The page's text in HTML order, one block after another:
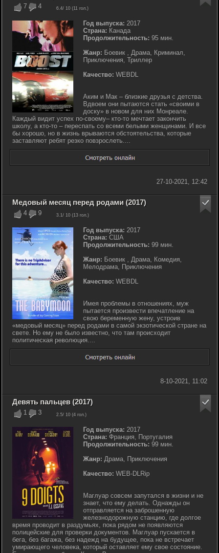
7 4 6.4/ 10 (11 гол.)
Год выпуска: 2017
Страна: Канада
Продолжительность: 95 мин.
Жанр: Боевик , Драма, Криминал,
Приключения, Триллер
Качество: WEBDL
Аким и Мак – близкие друзья с детства.
Вдвоем они пытаются стать «своими в
доску» в новом для них Монреале.
Каждый видит успех по-своему– кто-то мечтает закончить
школу, а кто-то – переспать со всеми белыми женщинами. И все
бы хорошо, но в жизнь врываются обстоятельства, которые
заставляют ребят резко повзрослеть....
27-10-2021, 12:42
4 9 3.1/ 10 (13 гол.)
Медовый месяц перед родами (2017)
Год выпуска: 2017
Страна: США
Продолжительность: 99 мин.
Жанр: Боевик , Драма, Комедия,
Мелодрама, Приключения
Качество: WEBDL
Имея проблемы в отношениях, муж
пытается произвести впечатление на
свою беременную жену, устроив
«медовый месяц» перед родами в самой экзотической стране на
свете. Но ему не было известно, что там происходит
политическая революция....
8-10-2021, 11:02
1 3 2.5/ 10 (4 гол.)
Девять пальцев (2017)
Год выпуска: 2017
Страна: Франция, Португалия
Продолжительность: 99 мин.
Жанр: Драма, Приключения
Качество: WEB-DLRip
Маглуар совсем запутался в жизни и не
знает, что ему делать. Однажды он
отправляется на заброшенную
железнодорожную станцию, где долгое
время проводит в раздумьях, пока рядом не появляются
полицейские для проверки документов. Маглуар пускается в
бега, без багажа, без надежд на будущее, пока не встречает
умирающего человека, который оставляет ему свое состояние.